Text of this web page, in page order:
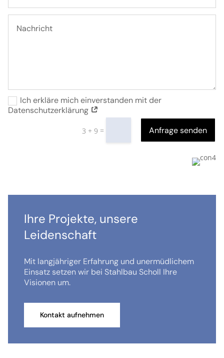
Ich erkläre mich einverstanden mit der
Datenschutzerklärung
3 + 9 = Anfrage senden
Ihre Projekte, unsere
Leidenschaft
Mit langjähriger Erfahrung und unermüdlichem
Einsatz setzen wir bei Stahlbau Scholl Ihre
Visionen um.
Kontakt aufnehmen